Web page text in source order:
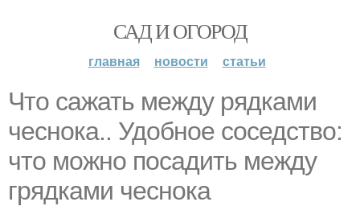
САД И ОГОРОД
главная новости статьи
Что сажать между рядками
чеснока.. Удобное соседство:
что можно посадить между
грядками чеснока